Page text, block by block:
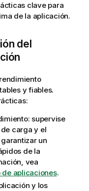
clave para
de la aplicación.
del
y fiables.
supervise
carga y el
un
de la
vea
aplicaciones.
y los